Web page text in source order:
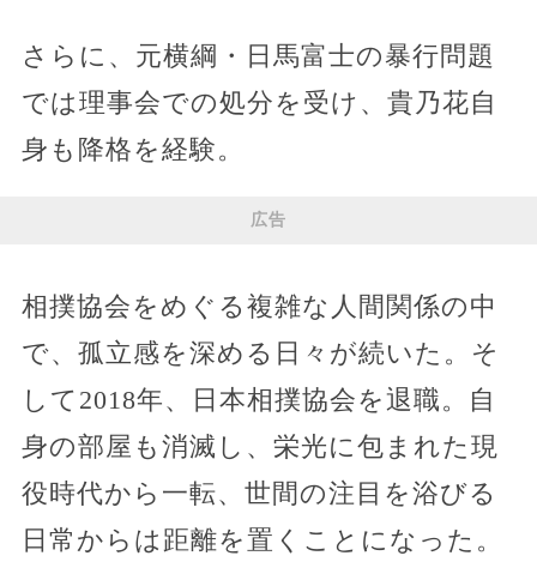
さらに、元横綱・日馬富士の暴行問題
では理事会での処分を受け、貴乃花自
身も降格を経験。
広告
相撲協会をめぐる複雑な人間関係の中
で、孤立感を深める日々が続いた。そ
して2018年、日本相撲協会を退職。自
身の部屋も消滅し、栄光に包まれた現
役時代から一転、世間の注目を浴びる
日常からは距離を置くことになった。